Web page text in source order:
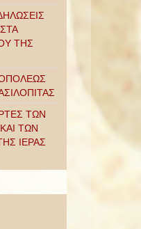
ΤΗΣ
ΤΩΝ
ΤΩΝ
ΙΕΡΑΣ